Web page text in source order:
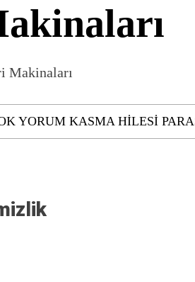
Makinaları
YORUM KASMA HILESI